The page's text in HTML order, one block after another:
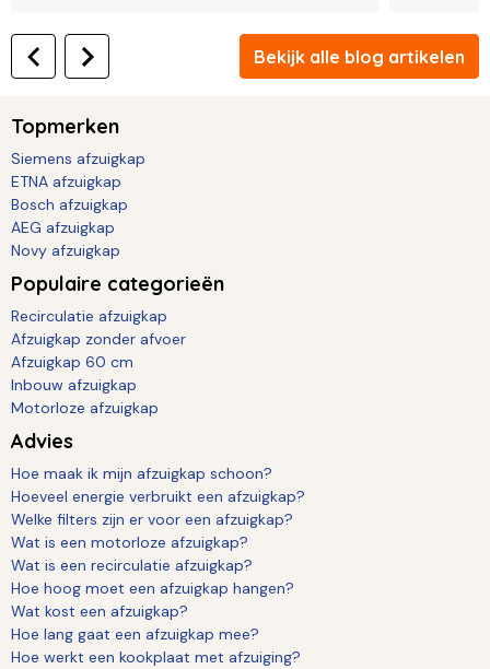
Bekijk alle blog artikelen
Topmerken
Siemens afzuigkap
ETNA afzuigkap
Bosch afzuigkap
AEG afzuigkap
Novy afzuigkap
Populaire categorieën
Recirculatie afzuigkap
Afzuigkap zonder afvoer
Afzuigkap 60 cm
Inbouw afzuigkap
Motorloze afzuigkap
Advies
Hoe maak ik mijn afzuigkap schoon?
Hoeveel energie verbruikt een afzuigkap?
Welke filters zijn er voor een afzuigkap?
Wat is een motorloze afzuigkap?
Wat is een recirculatie afzuigkap?
Hoe hoog moet een afzuigkap hangen?
Wat kost een afzuigkap?
Hoe lang gaat een afzuigkap mee?
Hoe werkt een kookplaat met afzuiging?